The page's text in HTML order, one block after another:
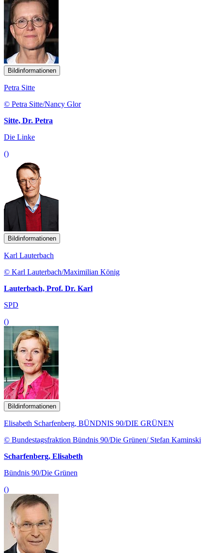
Bildinformationen
Petra Sitte
© Petra Sitte/Nancy Glor
Sitte, Dr. Petra
Die Linke
()
Bildinformationen
Karl Lauterbach
© Karl Lauterbach/Maximilian König
Lauterbach, Prof. Dr. Karl
SPD
()
Bildinformationen
Elisabeth Scharfenberg, BÜNDNIS 90/DIE GRÜNEN
© Bundestagsfraktion Bündnis 90/Die Grünen/ Stefan Kaminski
Scharfenberg, Elisabeth
Bündnis 90/Die Grünen
()